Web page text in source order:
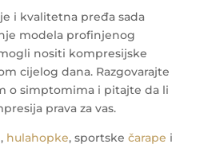
i kvalitetna pređa sada
modela profinjenog
nositi kompresijske
cijelog dana. Razgovarajte
o simptomima i pitajte da li
prava za vas.
, hulahopke, sportske čarape i